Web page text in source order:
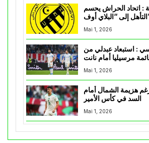
: اتحاد الحراش يحسم
أوف”
Mai 1, 2026
: استبعاد عبدلي من
مرسيليا أمام نانت
Mai 1, 2026
هزيمة الشمال أمام
السد في كأس الأمير
Mai 1, 2026